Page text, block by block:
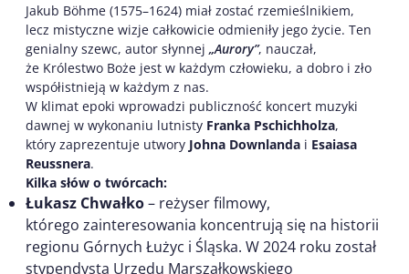
Jakub Böhme (1575–1624) miał zostać rzemieślnikiem,
lecz mistyczne wizje całkowicie odmieniły jego życie. Ten
genialny szewc, autor słynnej „Aurory”, nauczał,
że Królestwo Boże jest w każdym człowieku, a dobro i zło
współistnieją w każdym z nas.
W klimat epoki wprowadzi publiczność koncert muzyki
dawnej w wykonaniu lutnisty Franka Pschichholza,
który zaprezentuje utwory Johna Downlanda i Esaiasa
Reussnera.
Kilka słów o twórcach:
Łukasz Chwałko– reżyser filmowy,
którego zainteresowania koncentrują się na historii
regionu Górnych Łużyc i Śląska. W 2024 roku został
stypendystą Urzędu Marszałkowskiego